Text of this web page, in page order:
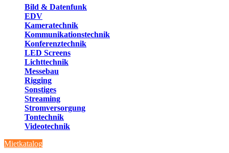
Bild & Datenfunk
EDV
Kameratechnik
Kommunikationstechnik
Konferenztechnik
LED Screens
Lichttechnik
Messebau
Rigging
Sonstiges
Streaming
Stromversorgung
Tontechnik
Videotechnik
Mietkatalog